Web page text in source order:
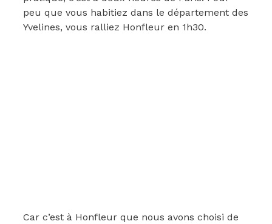
peu que vous habitiez dans le département des
Yvelines, vous ralliez Honfleur en 1h30.
Car c’est à Honfleur que nous avons choisi de